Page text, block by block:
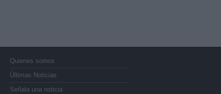
Quienes somos
Últimas Noticias
Señala una noticia